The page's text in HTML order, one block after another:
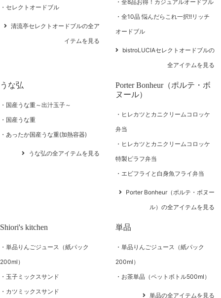
セレクトオードブル
清流亭セレクトオードブルの全ア
イテムを見る
全8品お得！カジュアルオードブル
全10品 悩んだらこれ一択!!リッチ
オードブル
bistroLUCIAセレクトオードブルの
全アイテムを見る
うな弘
国産うな重～出汁玉子～
国産うな重
あったか国産うな重(加熱容器)
うな弘の全アイテムを見る
Porter Bonheur（ポルテ・ボ
ヌール）
ヒレカツとカニクリームコロッケ
弁当
ヒレカツとカニクリームコロッケ
特製ピラフ弁当
エビフライと白身魚フライ弁当
Porter Bonheur（ポルテ・ボヌー
ル）の全アイテムを見る
Shiori's kitchen
単品りんごジュース（紙パック
200ml）
玉子ミックスサンド
カツミックスサンド
単品
単品りんごジュース（紙パック
200ml）
お茶単品（ペットボトル500ml）
単品の全アイテムを見る